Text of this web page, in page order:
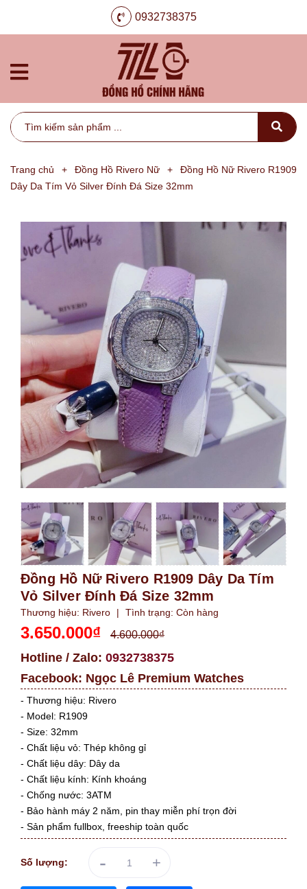
0932738375
Trang chủ + Đồng Hồ Rivero Nữ +
Đồng Hồ Nữ Rivero R1909
Dây Da Tím Vỏ Silver Đính Đá Size 32mm
Đồng Hồ Nữ Rivero R1909 Dây Da Tím
Vỏ Silver Đính Đá Size 32mm
Thương hiệu: Rivero | Tình trạng: Còn hàng
3.650.000₫ 4.600.000₫
Hotline / Zalo: 0932738375
Facebook: Ngọc Lê Premium Watches
- Thương hiệu: Rivero
- Model: R1909
- Size: 32mm
- Chất liệu vỏ: Thép không gỉ
- Chất liệu dây: Dây da
- Chất liệu kính: Kính khoáng
- Chống nước: 3ATM
- Bảo hành máy 2 năm, pin thay miễn phí trọn đời
- Sản phẩm fullbox, freeship toàn quốc
Số lượng: - +